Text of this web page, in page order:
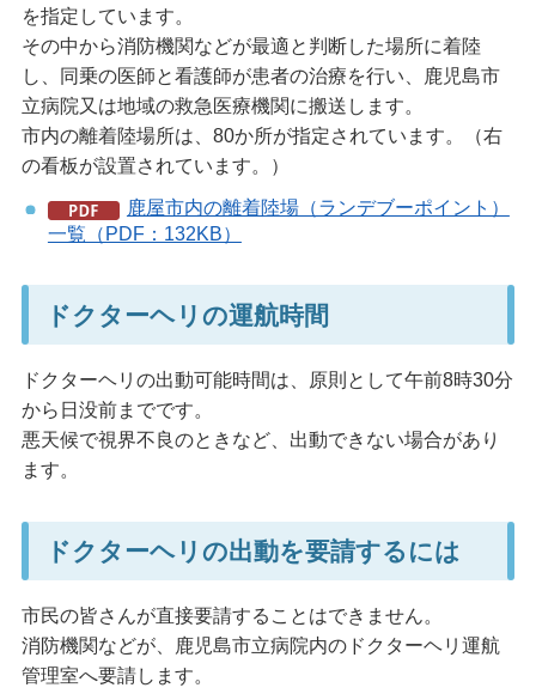
を指定しています。
その中から消防機関などが最適と判断した場所に着陸
し、同乗の医師と看護師が患者の治療を行い、鹿児島市
立病院又は地域の救急医療機関に搬送します。
市内の離着陸場所は、80か所が指定されています。（右
の看板が設置されています。）
鹿屋市内の離着陸場（ランデブーポイント）
一覧（PDF：132KB）
ドクターヘリの運航時間
ドクターヘリの出動可能時間は、原則として午前8時30分
から日没前までです。
悪天候で視界不良のときなど、出動できない場合があり
ます。
ドクターヘリの出動を要請するには
市民の皆さんが直接要請することはできません。
消防機関などが、鹿児島市立病院内のドクターヘリ運航
管理室へ要請します。